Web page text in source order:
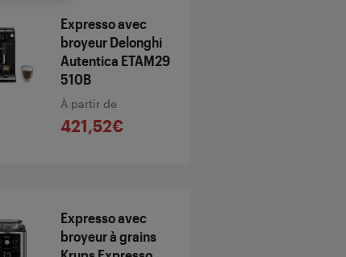
Expresso avec
broyeur Delonghi
Autentica ETAM29
510B
À partir de
421,52€
Expresso avec
broyeur à grains